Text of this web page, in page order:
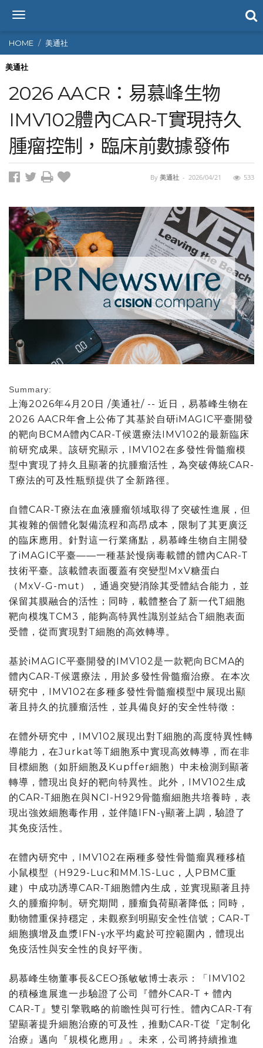
T
g
g
l
n
a
v
g
a
t
HOME 美通社
美通社
2026 AACR：易慕峰生物
IMV102體內CAR-T實現持久
腫瘤控制，臨床前數據發佈
By 美通社 - 2026/04/21 533
Summary:
上海2026年4月20日 /美通社/ -- 近日，易慕峰生物在
2026 AACR年會上公佈了其基於自研iMAGIC平臺開發
的靶向 BCMA體內CAR-T候選療法IMV102 的最新臨床
前研究成果。該研究顯示， IMV102在多發性骨髓瘤模
型中實現了持久且顯著的抗腫瘤活性，為突破傳統CAR-
T療法的可及性瓶頸提供了全新路徑。
自體CAR-T療法在血液腫瘤領域取得了突破性進展，但
其複雜的個體化製備流程和高昂成本，限制了其更廣泛
的臨床應用。針對這一行業痛點，易慕峰生物自主開發
了iMAGIC平臺——一種基於慢病毒載體的體內CAR-T
技術平臺。該載體表面覆蓋有突變型MxV糖蛋白
（ MxV-G-mut ），通過突變消除其受體結合能力，並
保留其膜融合的活性；同時，載體整合了新一代T細胞
靶向模塊TCM3 ，能夠高特異性識別並結合T細胞表面
受體，從而實現對T細胞的高效轉導。
基於iMAGIC平臺開發的IMV102 是一款靶向 BCMA的
體內CAR-T候選療法，用於多發性骨髓瘤治療。在本次
研究中， IMV102在多種多發性骨髓瘤模型中展現出顯
著且持久的抗腫瘤活性，並具備良好的安全性特徵：
在體外研究中， IMV102 展現出對T細胞的高度特異性轉
導能力，在Jurkat等T細胞系中實現高效轉導，而在非
目標細胞（如肝細胞及 Kupffer細胞）中未檢測到顯著
轉導，體現出良好的靶向特異性。此外， IMV102生成
的CAR-T細胞在與NCI-H929骨髓瘤細胞共培養時，表
現出強效細胞毒作用，並伴隨IFN-γ顯著上調，驗證了
其免疫活性。
在體內研究中， IMV102在兩種多發性骨髓瘤異種移植
小鼠模型（ H929-Luc和MM.1S-Luc ，人 PBMC重
建）中成功誘導CAR-T細胞體內生成，並實現顯著且持
久的腫瘤抑制。研究期間，腫瘤負荷顯著降低；同時，
動物體重保持穩定，未觀察到明顯安全性信號； CAR-T
細胞擴增及血漿IFN-γ水平均處於可控範圍內，體現出
免疫活性與安全性的良好平衡。
易慕峰生物董事長&CEO孫敏敏博士表示：「IMV102
的積極進展進一步驗證了公司『體外CAR-T + 體內
CAR-T』 雙引擎戰略的前瞻性與可行性。體內CAR-T有
望顯著提升細胞治療的可及性，推動CAR-T從『定制化
治療』邁向『規模化應用』。未來，公司將持續推進